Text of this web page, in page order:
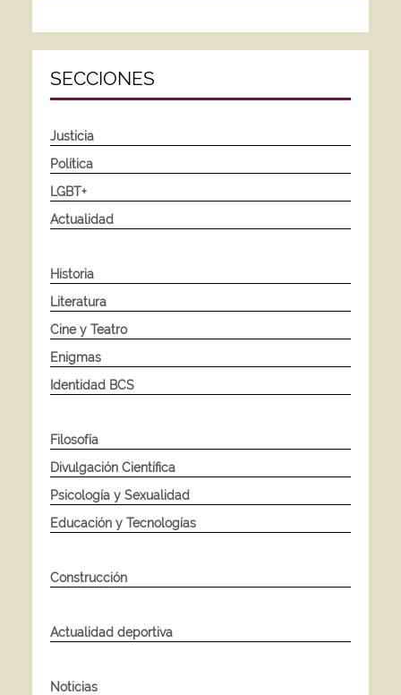
SECCIONES
Justicia
Política
LGBT+
Actualidad
Historia
Literatura
Cine y Teatro
Enigmas
Identidad BCS
Filosofía
Divulgación Científica
Psicología y Sexualidad
Educación y Tecnologías
Construcción
Actualidad deportiva
Noticias